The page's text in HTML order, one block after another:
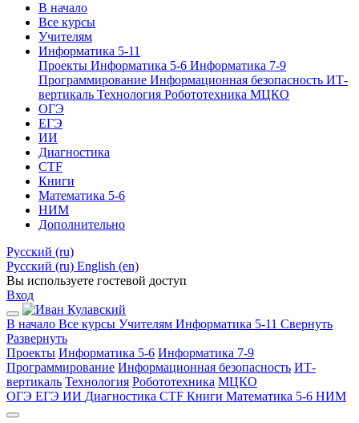
В начало
Все курсы
Учителям
Информатика 5-11
Проекты Информатика 5-6 Информатика 7-9
Программирование Информационная безопасность ИТ-
вертикаль Технология Робототехника МЦКО
ОГЭ
ЕГЭ
ИИ
Диагностика
CTF
Книги
Математика 5-6
НИМ
Дополнительно
Русский ‎(ru)‎
Русский ‎(ru)‎ English ‎(en)‎
Вы используете гостевой доступ
Вход
В начало Все курсы Учителям Информатика 5-11 Свернуть
Развернуть
Проекты Информатика 5-6 Информатика 7-9
Программирование Информационная безопасность ИТ-
вертикаль Технология Робототехника МЦКО
ОГЭ ЕГЭ ИИ Диагностика CTF Книги Математика 5-6 НИМ